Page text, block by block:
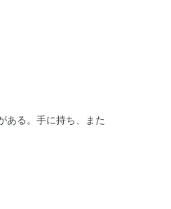
ある。手に持ち、また